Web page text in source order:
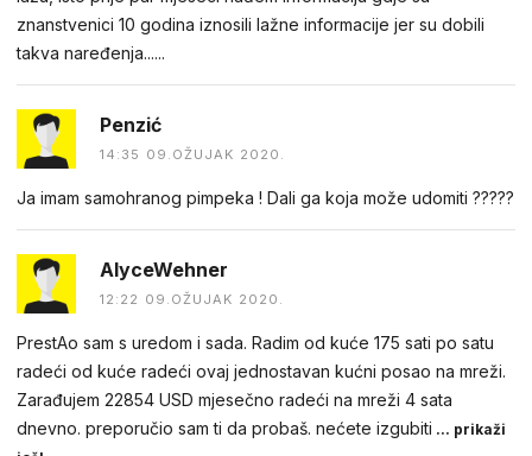
znanstvenici 10 godina iznosili lažne informacije jer su dobili
takva naređenja......
Penzić
14:35 09.OŽUJAK 2020.
Ja imam samohranog pimpeka ! Dali ga koja može udomiti ?????
AlyceWehner
12:22 09.OŽUJAK 2020.
PrestAo sam s uredom i sada. Radim od kuće 175 sati po satu
radeći od kuće radeći ovaj jednostavan kućni posao na mreži.
Zarađujem 22854 USD mjesečno radeći na mreži 4 sata
dnevno. preporučio sam ti da probaš. nećete izgubiti ... prikaži